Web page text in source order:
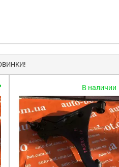
В наличии